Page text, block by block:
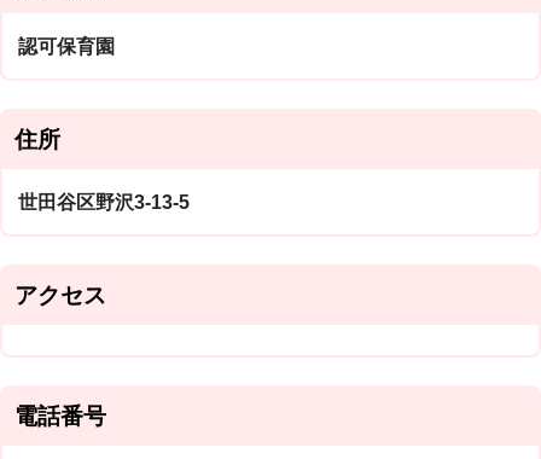
認可保育園
住所
世田谷区野沢3-13-5
アクセス
電話番号